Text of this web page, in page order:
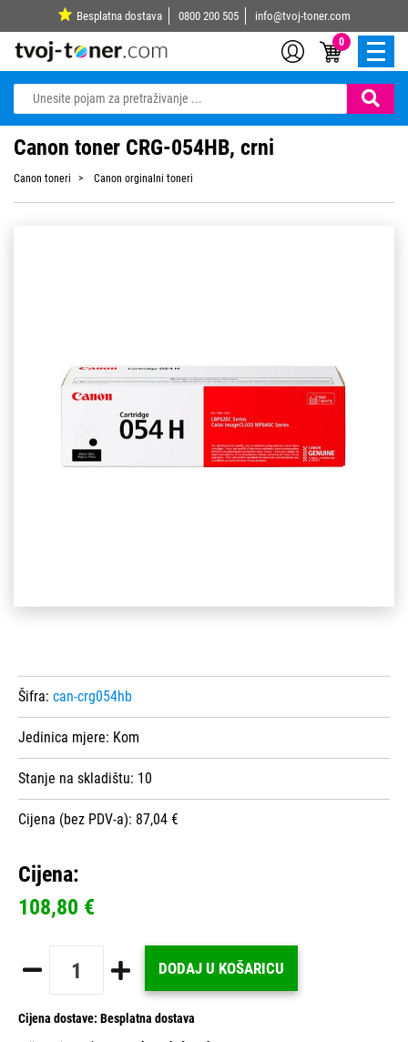
Besplatna dostava 0800 200 505 info@tvoj-toner.com
0
Canon toner CRG-054HB, crni
Canon toneri Canon orginalni toneri
Šifra: can-crg054hb
Jedinica mjere: Kom
Stanje na skladištu: 10
Cijena (bez PDV-a): 87,04 €
Cijena:
108,80 €
DODAJ U KOŠARICU
Cijena dostave: Besplatna dostava